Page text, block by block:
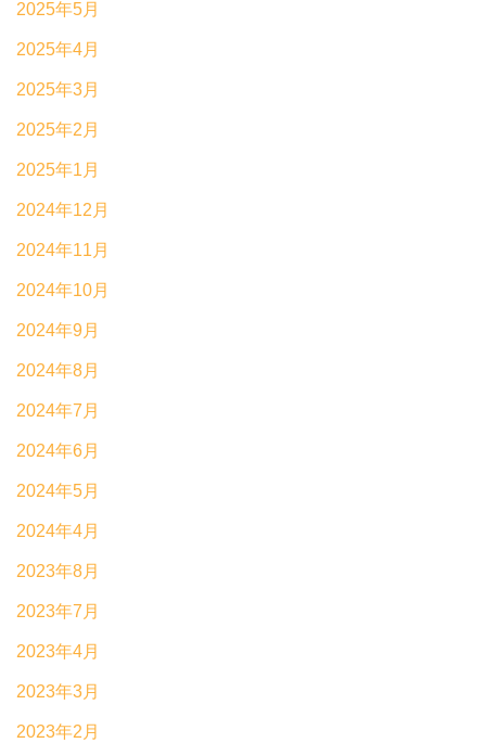
2025年5月
2025年4月
2025年3月
2025年2月
2025年1月
2024年12月
2024年11月
2024年10月
2024年9月
2024年8月
2024年7月
2024年6月
2024年5月
2024年4月
2023年8月
2023年7月
2023年4月
2023年3月
2023年2月